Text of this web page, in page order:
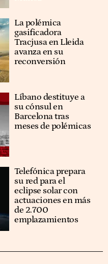
La polémica
gasificadora
Tracjusa en Lleida
avanza en su
reconversión
Líbano destituye a
su cónsul en
Barcelona tras
meses de polémicas
Telefónica prepara
su red para el
eclipse solar con
actuaciones en más
de 2.700
emplazamientos